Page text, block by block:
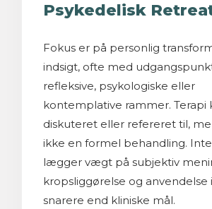
Psykedelisk
Fokus er på personlig
indsigt, ofte med
refleksive, psykologiske eller
kontemplative rammer. Terapi
diskuteret eller refereret til,
ikke en formel behandling.
lægger vægt på subjektiv
kropsliggørelse og anvendelse
snarere end kliniske mål.